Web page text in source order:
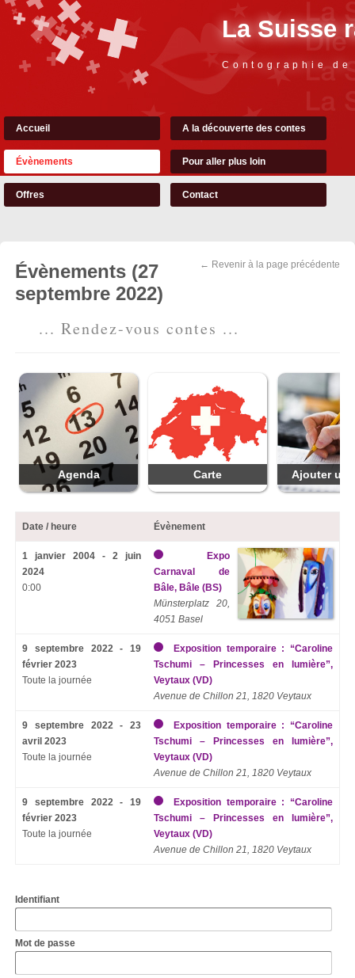
La Suisse
Contographie
Accueil A la découverte des contes
Évènements Pour aller plus loin
Offres Contact
← Revenir à la page précédente
Évènements (27
septembre 2022)
... Rendez-vous contes ...
Agenda Carte Ajouter
Date / heure Évènement
1 janvier 2004 - 2 juin
2024
0:00
Expo
Carnaval de
Bâle, Bâle (BS)
Münsterplatz 20,
4051 Basel
9 septembre 2022 - 19
février 2023
Toute la journée
Exposition temporaire : “Caroline
Tschumi – Princesses en lumière”,
Veytaux (VD)
Avenue de Chillon 21, 1820 Veytaux
9 septembre 2022 - 23
avril 2023
Toute la journée
Exposition temporaire : “Caroline
Tschumi – Princesses en lumière”,
Veytaux (VD)
Avenue de Chillon 21, 1820 Veytaux
9 septembre 2022 - 19
février 2023
Toute la journée
Exposition temporaire : “Caroline
Tschumi – Princesses en lumière”,
Veytaux (VD)
Avenue de Chillon 21, 1820 Veytaux
Identifiant
Mot de passe